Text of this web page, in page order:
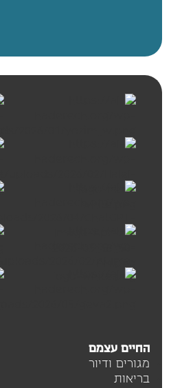
החיים עצמם
מגורים ודיור
בריאות